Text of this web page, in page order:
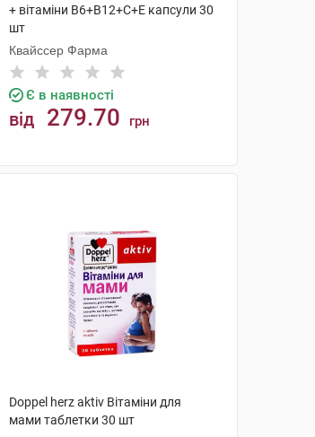
+ вітаміни B6+B12+C+E капсули 30
шт
Квайссер Фарма
Є в наявності
від 279.70 грн
Doppel herz aktiv Вітаміни для
мами таблетки 30 шт